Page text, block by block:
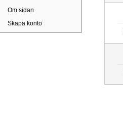
Om sidan
Skapa konto